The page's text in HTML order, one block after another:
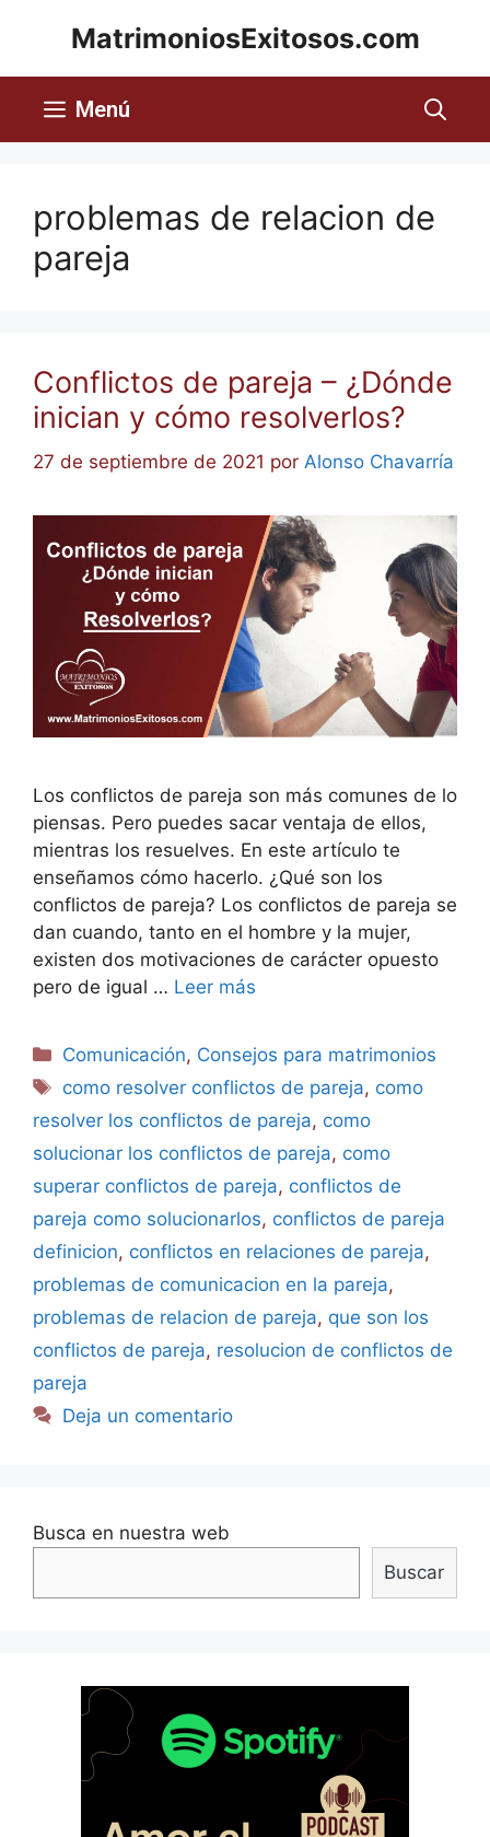
MatrimoniosExitosos.com
Menú
problemas de relacion de
pareja
Conflictos de pareja – ¿Dónde
inician y cómo resolverlos?
27 de septiembre de 2021 por Alonso Chavarría
Los conflictos de pareja son más comunes de lo
piensas. Pero puedes sacar ventaja de ellos,
mientras los resuelves. En este artículo te
enseñamos cómo hacerlo. ¿Qué son los
conflictos de pareja? Los conflictos de pareja se
dan cuando, tanto en el hombre y la mujer,
existen dos motivaciones de carácter opuesto
pero de igual … Leer más
Comunicación, Consejos para matrimonios
como resolver conflictos de pareja, como
resolver los conflictos de pareja, como
solucionar los conflictos de pareja, como
superar conflictos de pareja, conflictos de
pareja como solucionarlos, conflictos de pareja
definicion, conflictos en relaciones de pareja,
problemas de comunicacion en la pareja,
problemas de relacion de pareja, que son los
conflictos de pareja, resolucion de conflictos de
pareja
Deja un comentario
Busca en nuestra web
Buscar